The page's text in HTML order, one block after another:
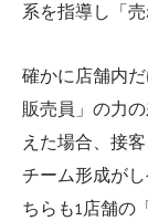
系を指導し「
確かに店舗内
販売員」の力
えた場合、接
チーム形成が
ちらも1店舗の